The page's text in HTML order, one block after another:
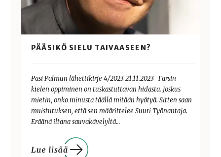
PÄÄSIKÖ SIELU TAIVAASEEN?
Pasi Palmun lähettikirje 4/2023 21.11.2023 Farsin
kielen oppiminen on tuskastuttavan hidasta. Joskus
mietin, onko minusta täällä mitään hyötyä. Sitten saan
muistutuksen, että sen määrittelee Suuri Työnantaja.
Eräänä iltana sauvakävelyltä…